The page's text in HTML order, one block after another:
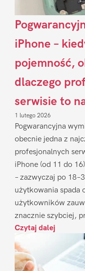
iPhone –
pojemność,
dlaczego
serwisie to
1 lutego 2026
Pogwarancyjna
obecnie jedna z
profesjonalnych
iPhone (od 11 do
– zazwyczaj po
użytkowania spada
użytkowników
znacznie szybciej,
Czytaj dalej